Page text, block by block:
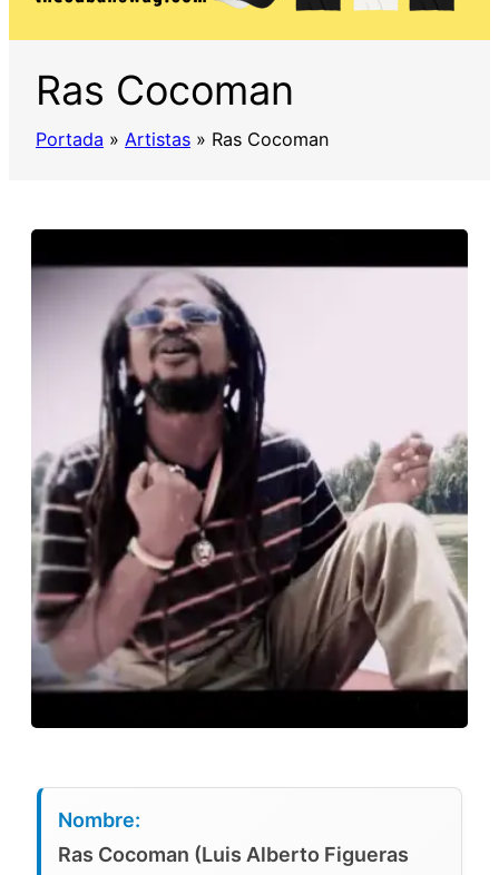
Ras Cocoman
Portada » Artistas » Ras Cocoman
Nombre:
Ras Cocoman (Luis Alberto Figueras